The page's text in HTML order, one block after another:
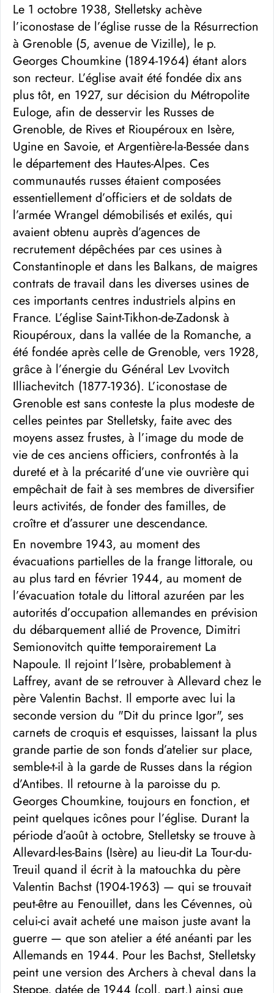
Le 1 octobre 1938, Stelletsky achève
l’iconostase de l’église russe de la Résurrection
à Grenoble (5, avenue de Vizille), le p.
Georges Choumkine (1894-1964) étant alors
son recteur. L’église avait été fondée dix ans
plus tôt, en 1927, sur décision du Métropolite
Euloge, afin de desservir les Russes de
Grenoble, de Rives et Rioupéroux en Isère,
Ugine en Savoie, et Argentière-la-Bessée dans
le département des Hautes-Alpes. Ces
communautés russes étaient composées
essentiellement d’officiers et de soldats de
l’armée Wrangel démobilisés et exilés, qui
avaient obtenu auprès d’agences de
recrutement dépêchées par ces usines à
Constantinople et dans les Balkans, de maigres
contrats de travail dans les diverses usines de
ces importants centres industriels alpins en
France. L’église Saint-Tikhon-de-Zadonsk à
Rioupéroux, dans la vallée de la Romanche, a
été fondée après celle de Grenoble, vers 1928,
grâce à l’énergie du Général Lev Lvovitch
Illiachevitch (1877-1936). L’iconostase de
Grenoble est sans conteste la plus modeste de
celles peintes par Stelletsky, faite avec des
moyens assez frustes, à l’image du mode de
vie de ces anciens officiers, confrontés à la
dureté et à la précarité d’une vie ouvrière qui
empêchait de fait à ses membres de diversifier
leurs activités, de fonder des familles, de
croître et d’assurer une descendance.
En novembre 1943, au moment des
évacuations partielles de la frange littorale, ou
au plus tard en février 1944, au moment de
l’évacuation totale du littoral azuréen par les
autorités d’occupation allemandes en prévision
du débarquement allié de Provence, Dimitri
Semionovitch quitte temporairement La
Napoule. Il rejoint l’Isère, probablement à
Laffrey, avant de se retrouver à Allevard chez le
père Valentin Bachst. Il emporte avec lui la
seconde version du "Dit du prince Igor", ses
carnets de croquis et esquisses, laissant la plus
grande partie de son fonds d’atelier sur place,
semble-t-il à la garde de Russes dans la région
d’Antibes. Il retourne à la paroisse du p.
Georges Choumkine, toujours en fonction, et
peint quelques icônes pour l’église. Durant la
période d’août à octobre, Stelletsky se trouve à
Allevard-les-Bains (Isère) au lieu-dit La Tour-du-
Treuil quand il écrit à la matouchka du père
Valentin Bachst (1904-1963) — qui se trouvait
peut-être au Fenouillet, dans les Cévennes, où
celui-ci avait acheté une maison juste avant la
guerre — que son atelier a été anéanti par les
Allemands en 1944. Pour les Bachst, Stelletsky
peint une version des Archers à cheval dans la